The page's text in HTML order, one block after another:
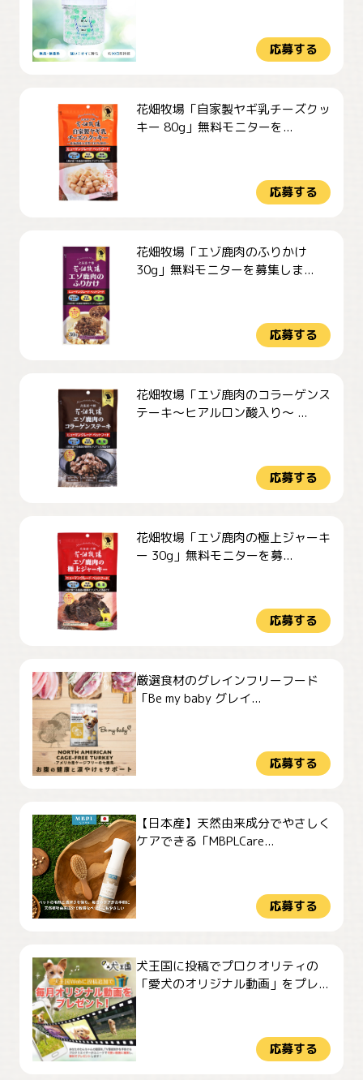
応募する
花畑牧場「自家製ヤギ乳チーズクッ
キー 80g」無料モニターを...
応募する
花畑牧場「エゾ鹿肉のふりかけ
30g」無料モニターを募集しま...
応募する
花畑牧場「エゾ鹿肉のコラーゲンス
テーキ～ヒアルロン酸入り～ ...
応募する
花畑牧場「エゾ鹿肉の極上ジャーキ
ー 30g」無料モニターを募...
応募する
厳選食材のグレインフリーフード
「Be my baby グレイ...
応募する
【日本産】天然由来成分でやさしく
ケアできる「MBPLCare...
応募する
犬王国に投稿でプロクオリティの
「愛犬のオリジナル動画」をプレ...
応募する